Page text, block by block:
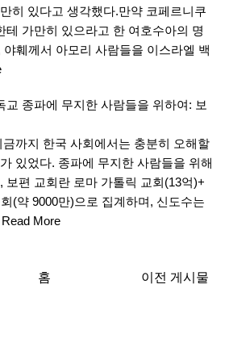
히 있다고 생각했다.만약 코페르니쿠
테 가만히 있으라고 한 여호수아의 명
훼께서 아모리 사람들을 이스라엘 백
교 종파에 무지한 사람들을 위하여: 보
금까지 한국 사회에서는 충분히 오해할
있었다. 종파에 무지한 사람들을 위해
보편 교회란 로마 가톨릭 교회(13억)+
(약 9000만)으로 집계하며, 신도수는
Read More
이전 게시물
홈